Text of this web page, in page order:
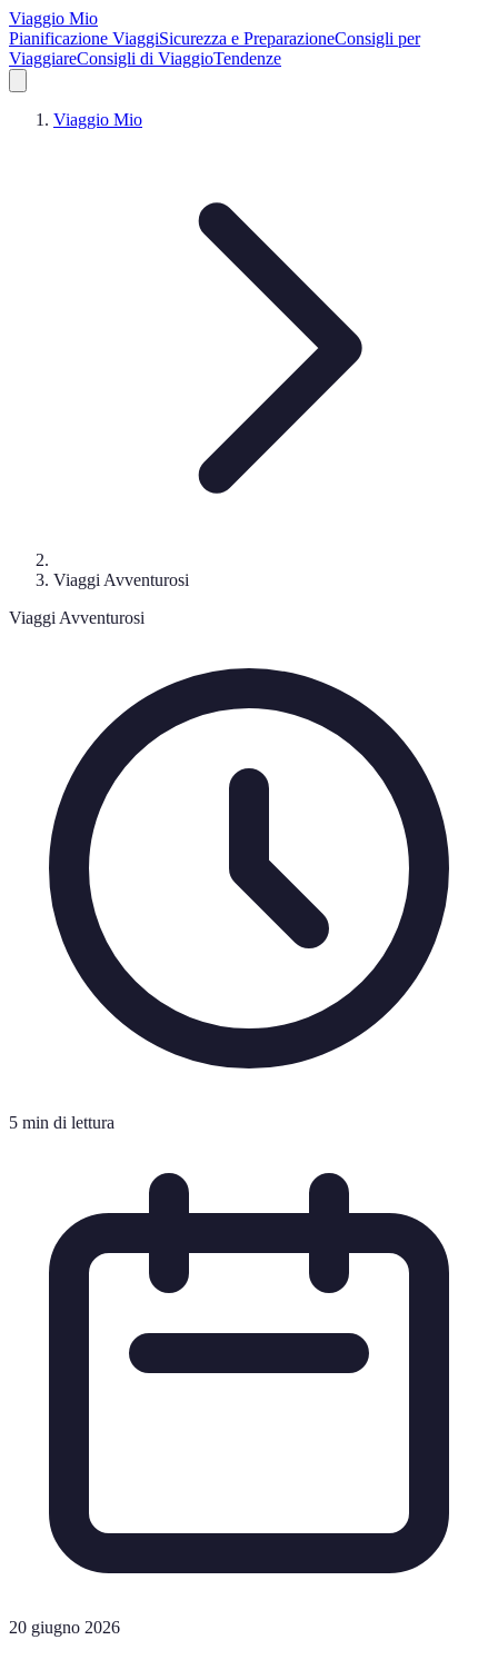
Viaggio Mio
Pianificazione ViaggiSicurezza e PreparazioneConsigli per
ViaggiareConsigli di ViaggioTendenze
Viaggio Mio
Viaggi Avventurosi
Viaggi Avventurosi
5 min di lettura
20 giugno 2026